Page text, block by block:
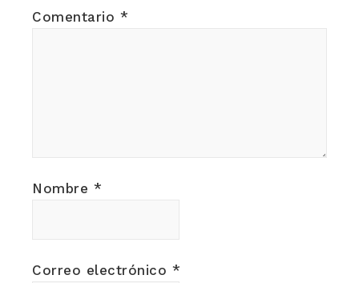
Comentario *
Nombre *
Correo electrónico *